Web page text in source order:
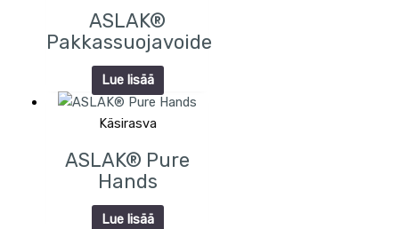
ASLAK®
Pakkassuojavoide
Lue lisää
Käsirasva
ASLAK® Pure
Hands
Lue lisää